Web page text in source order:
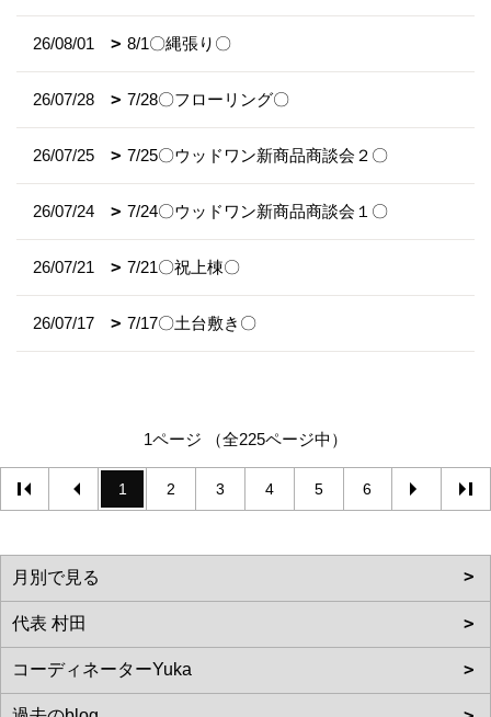
26/08/01 8/1〇縄張り〇
26/07/28 7/28〇フローリング〇
26/07/25 7/25〇ウッドワン新商品商談会２〇
26/07/24 7/24〇ウッドワン新商品商談会１〇
26/07/21 7/21〇祝上棟〇
26/07/17 7/17〇土台敷き〇
1ページ （全225ページ中）
1 2 3 4 5 6